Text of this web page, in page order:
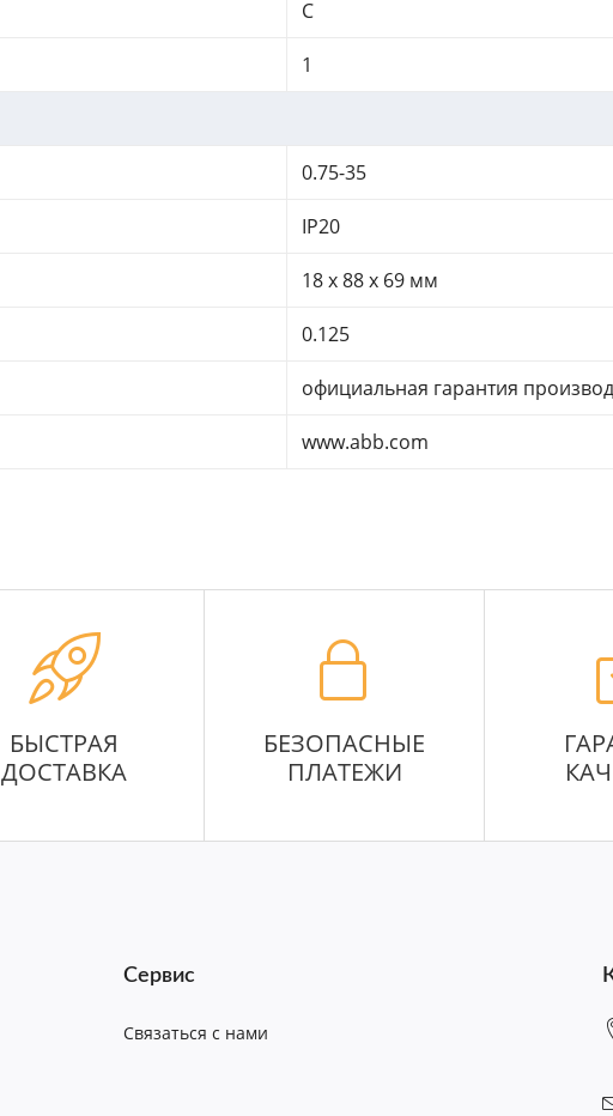
C
1
0.75-35
IP20
18 x 88 x 69 мм
0.125
официальная гарантия
www.abb.com
БЫСТРАЯ
ДОСТАВКА
БЕЗОПАСНЫЕ
ПЛАТЕЖИ
Сервис
Связаться с нами